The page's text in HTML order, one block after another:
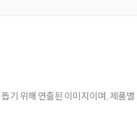
기 위해 연출된 이미지이며, 제품별